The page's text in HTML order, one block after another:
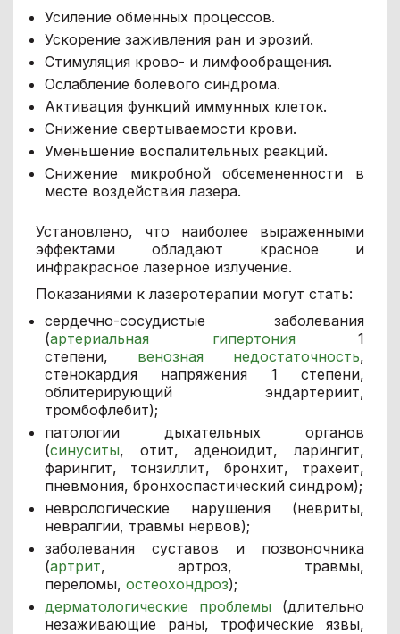
Усиление обменных процессов.
Ускорение заживления ран и эрозий.
Стимуляция крово- и лимфообращения.
Ослабление болевого синдрома.
Активация функций иммунных клеток.
Снижение свертываемости крови.
Уменьшение воспалительных реакций.
Снижение микробной обсемененности в
месте воздействия лазера.
Установлено, что наиболее выраженными
эффектами обладают красное и
инфракрасное лазерное излучение.
Показаниями к лазеротерапии могут стать:
сердечно-сосудистые заболевания
(артериальная гипертония 1
степени, венозная недостаточность,
стенокардия напряжения 1 степени,
облитерирующий эндартериит,
тромбофлебит);
патологии дыхательных органов
(синуситы, отит, аденоидит, ларингит,
фарингит, тонзиллит, бронхит, трахеит,
пневмония, бронхоспастический синдром);
неврологические нарушения (невриты,
невралгии, травмы нервов);
заболевания суставов и позвоночника
(артрит, артроз, травмы,
переломы, остеохондроз);
дерматологические проблемы (длительно
незаживающие раны, трофические язвы,